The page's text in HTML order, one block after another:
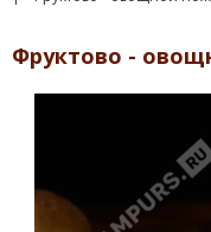
Фруктово -